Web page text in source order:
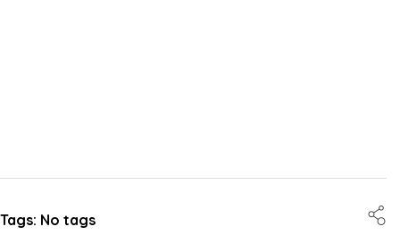
Tags: No tags